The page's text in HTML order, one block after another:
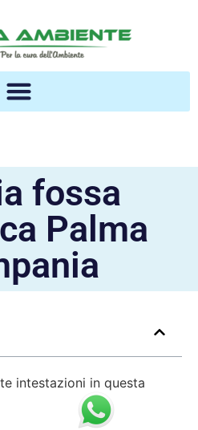
fossa
Palma
intestazioni in questa